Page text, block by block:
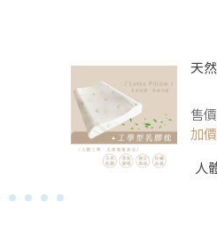
天
售價
加